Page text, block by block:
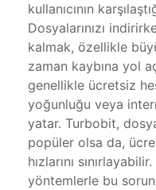
kullanıcının
Dosyalarınızı
kalmak, özellikle
zaman kaybına yol
genellikle ücretsiz
yoğunluğu veya
yatar. Turbobit,
popüler olsa da,
hızlarını
yöntemlerle bu